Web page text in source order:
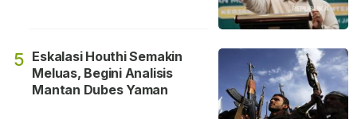
5 Eskalasi Houthi Semakin
Meluas, Begini Analisis
Mantan Dubes Yaman